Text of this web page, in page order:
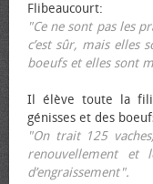
Flibeaucourt:
"Ce ne sont pas les
c’est sûr, mais elles
bœufs et elles sont
Il élève toute la
génisses et des
"On trait 125
renouvellement
d’engraissement".